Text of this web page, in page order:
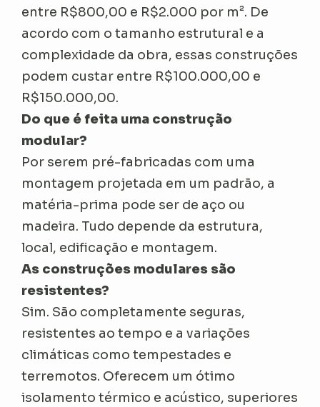
entre R$800,00 e R$2.000 por m². De
acordo com o tamanho estrutural e a
complexidade da obra, essas construções
podem custar entre R$100.000,00 e
R$150.000,00.
Do que é feita uma construção
modular?
Por serem pré-fabricadas com uma
montagem projetada em um padrão, a
matéria-prima pode ser de aço ou
madeira. Tudo depende da estrutura,
local, edificação e montagem.
As construções modulares são
resistentes?
Sim. São completamente seguras,
resistentes ao tempo e a variações
climáticas como tempestades e
terremotos. Oferecem um ótimo
isolamento térmico e acústico, superiores